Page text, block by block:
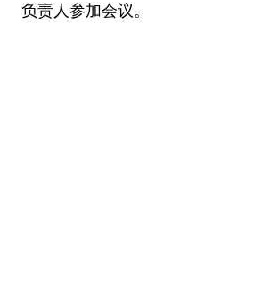
负责人参加会议。